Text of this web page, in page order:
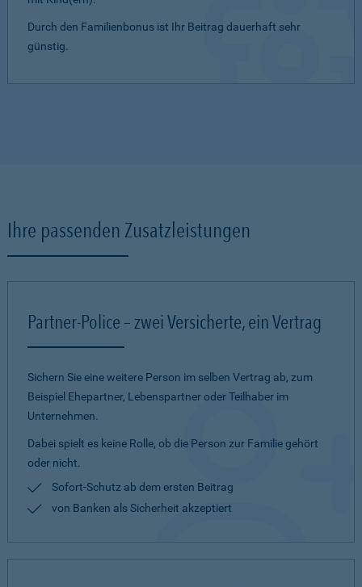
Durch den Familienbonus ist Ihr Beitrag dauerhaft sehr
günstig.
Ihre passenden Zusatzleistungen
Partner-Police – zwei Versicherte, ein Vertrag
Sichern Sie eine weitere Person im selben Vertrag ab, zum
Beispiel Ehepartner, Lebenspartner oder Teilhaber im
Unternehmen.
Dabei spielt es keine Rolle, ob die Person zur Familie gehört
oder nicht.
Sofort-Schutz ab dem ersten Beitrag
von Banken als Sicherheit akzeptiert